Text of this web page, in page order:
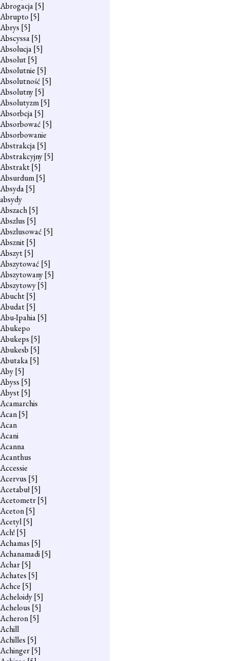
Abrogacja[5]
Abrupto [5]
Abrys [5]
Abscyssa[5]
Absolucja[5]
Absolut[5]
Absolutnie [5]
Absolutność [5]
Absolutny[5]
Absolutyzm[5]
Absorbcja[5]
Absorbować [5]
Absorbowanie
Abstrakcja[5]
Abstrakcyjny[5]
Abstrakt[5]
Absurdum[5]
Absyda[5]
absydy
Abszach[5]
Abszlus [5]
Abszlusować [5]
Absznit[5]
Abszyt[5]
Abszytować [5]
Abszytowany[5]
Abszytowy[5]
Abucht[5]
Abudat[5]
Abu-Ipahia[5]
Abukepo
Abukeps [5]
Abukesb [5]
Abutaka[5]
Aby[5]
Abyss [5]
Abyst[5]
Acamarchis
Acan[5]
Acan
Acani
Acanna
Acanthus
Accessie
Acervus [5]
Acetabuł[5]
Acetometr[5]
Aceton[5]
Acetyl[5]
Ach! [5]
Achamas [5]
Achanamadi[5]
Achar[5]
Achates [5]
Achce [5]
Acheloidy[5]
Achelous [5]
Acheron[5]
Achill
Achilles [5]
Achinger[5]